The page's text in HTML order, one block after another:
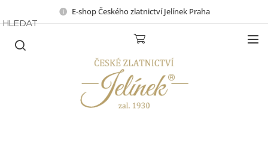
E-shop Českého zlatnictví Jelínek Praha
HLEDAT